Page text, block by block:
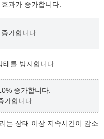
과가 증가합니다.
가합니다.
태를 방지합니다.
증가합니다.
가합니다.
는 상태 이상 지속시간이 감소